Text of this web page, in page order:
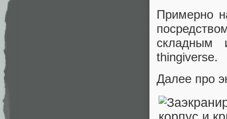
Примерно
thingiverse.
Далее про